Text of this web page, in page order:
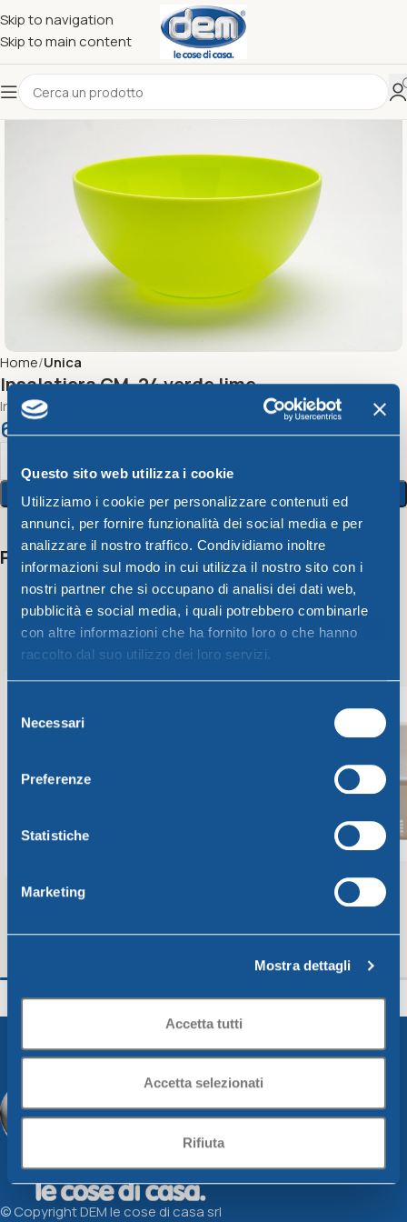
Questo sito web utilizza i cookie
Utilizziamo i cookie per personalizzare contenuti ed
annunci, per fornire funzionalità dei social media e per
analizzare il nostro traffico. Condividiamo inoltre
informazioni sul modo in cui utilizza il nostro sito con i
nostri partner che si occupano di analisi dei dati web,
pubblicità e social media, i quali potrebbero combinarle
con altre informazioni che ha fornito loro o che hanno
raccolto dal suo utilizzo dei loro servizi.
delNecessari
Preferenze
Statistiche
Marketing
Mostra dettagli
Accetta tutti
Accetta selezionati
Rifiuta
Skip to navigation
Skip to main content
Home Unica
Insalatiera CM. 24 verde lime
Insalatiera Cm.24
6,94€
Aggiungi Al Carrello
Potrebbero interessarti anche
Unica
Aggiungi Al Carrello
Colapasta diam.
Unica
Aggiungi Al Carrello
© Copyright DEM le cose di casa srl